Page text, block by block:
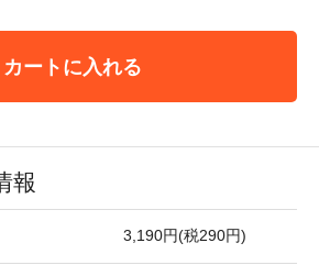
カートに入れる
報
3,190円(税290円)